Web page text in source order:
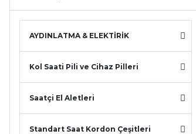
AYDINLATMA & ELEKTİRİK
Kol Saati Pili ve Cihaz Pilleri
Saatçi El Aletleri
Standart Saat Kordon Çeşitleri